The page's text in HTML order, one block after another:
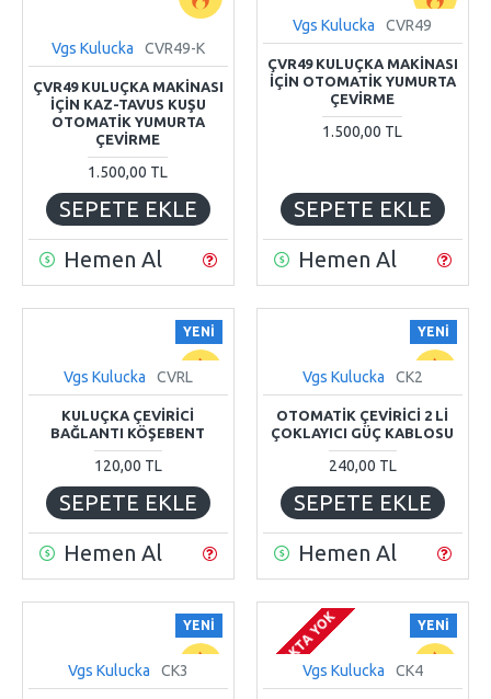
Vgs Kulucka CVR49-K
ÇVR49 KULUÇKA MAKİNASI
İÇİN KAZ-TAVUS KUŞU
OTOMATİK YUMURTA
ÇEVİRME
1.500,00 TL
SEPETE EKLE
Hemen Al
Vgs Kulucka CVR49
ÇVR49 KULUÇKA MAKİNASI
İÇİN OTOMATİK YUMURTA
ÇEVİRME
1.500,00 TL
SEPETE EKLE
Hemen Al
YENI
Vgs Kulucka CVRL
KULUÇKA ÇEVİRİCİ
BAĞLANTI KÖŞEBENT
120,00 TL
SEPETE EKLE
Hemen Al
YENI
Vgs Kulucka CK2
OTOMATİK ÇEVİRİCİ 2 Lİ
ÇOKLAYICI GÜÇ KABLOSU
240,00 TL
SEPETE EKLE
Hemen Al
YENI
Vgs Kulucka CK3
YENI
STOKTA YOK
Vgs Kulucka CK4